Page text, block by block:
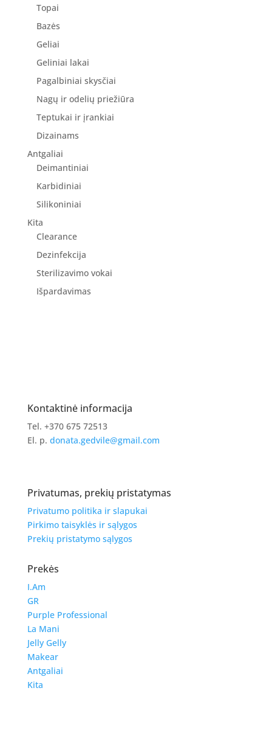
Topai
Bazės
Geliai
Geliniai lakai
Pagalbiniai skysčiai
Nagų ir odelių priežiūra
Teptukai ir įrankiai
Dizainams
Antgaliai
Deimantiniai
Karbidiniai
Silikoniniai
Kita
Clearance
Dezinfekcija
Sterilizavimo vokai
Išpardavimas
Kontaktinė informacija
Tel. +370 675 72513
El. p. donata.gedvile@gmail.com
Privatumas, prekių pristatymas
Privatumo politika ir slapukai
Pirkimo taisyklės ir sąlygos
Prekių pristatymo sąlygos
Prekės
I.Am
GR
Purple Professional
La Mani
Jelly Gelly
Makear
Antgaliai
Kita